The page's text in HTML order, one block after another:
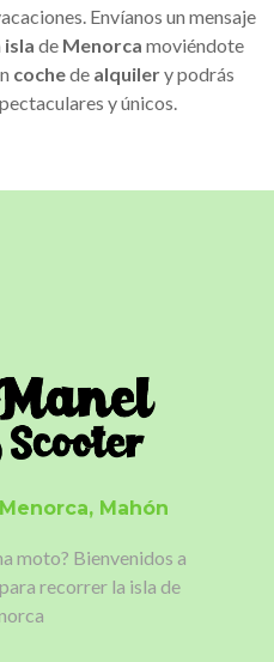
Envíanos un mensaje
isla de Menorca moviéndote
cochede alquilery podrás
y únicos.
Menorca, Mahón
moto? Bienvenidos a
recorrer la isla de